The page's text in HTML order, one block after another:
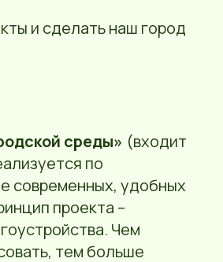
и сделать наш город
среды» (входит
по
современных, удобных
проекта –
Чем
тем больше